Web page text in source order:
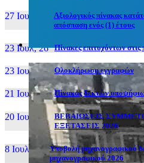
27 Ιουν, 26
Αξιολογικός πίνακας
απόσπαση ενός (1) έτους
23 Ιουλ, 26 Πίνακες επιτυχόντων στις
23 Ιουλ, 26 Ολοκλήρωση εγγραφών
21 Ιουλ, 26 Πίνακας δεκτών
20 Ιουλ, 26
ΒΕΒΑΙΩΣΕΙΣ
ΕΞΕΤΑΣΕΙΣ 2026
8 Ιουλ, 26
Υποβολή μηχανογραφικού
μηχανογραφικού 2026